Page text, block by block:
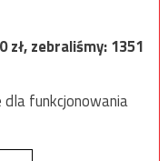
zł, zebraliśmy:1351
funkcjonowania